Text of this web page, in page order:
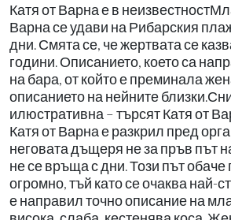
Катя от Варна е в
Варна се удави на Рибарския
дни. Смята се, че жертвата се
години. Описанието, което са
на бара, от който е преминала
описанието на нейните
илюстративна – търсят Катя от
Катя от Варна е разкрил пред
неговата дъщеря не за пръв път
не се връща с дни. Този път обаче
огромно, тъй като се очаква най-
е направил точно описание на